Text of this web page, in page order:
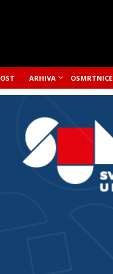
ARHIVA OSMRTNICE